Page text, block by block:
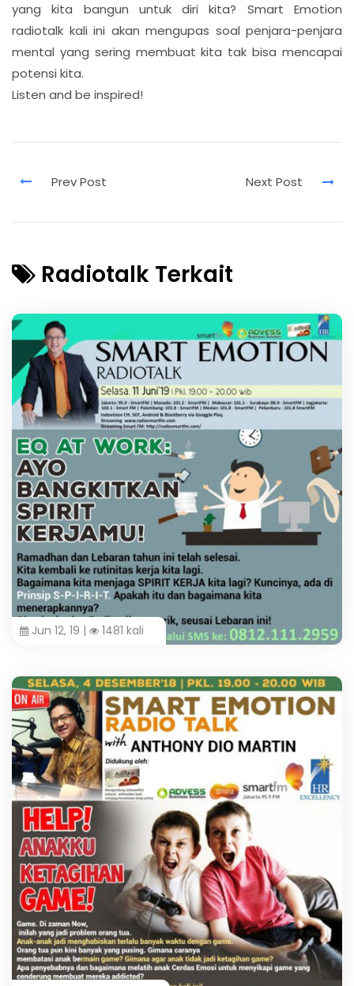
yang kita bangun untuk diri kita? Smart Emotion
radiotalk kali ini akan mengupas soal penjara-penjara
mental yang sering membuat kita tak bisa mencapai
potensi kita.
Listen and be inspired!
Radiotalk Terkait
Jun 12, 19 | 1481 kali